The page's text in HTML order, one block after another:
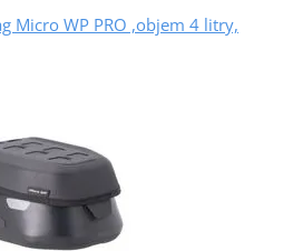
Micro WP PRO ,objem 4 litry,